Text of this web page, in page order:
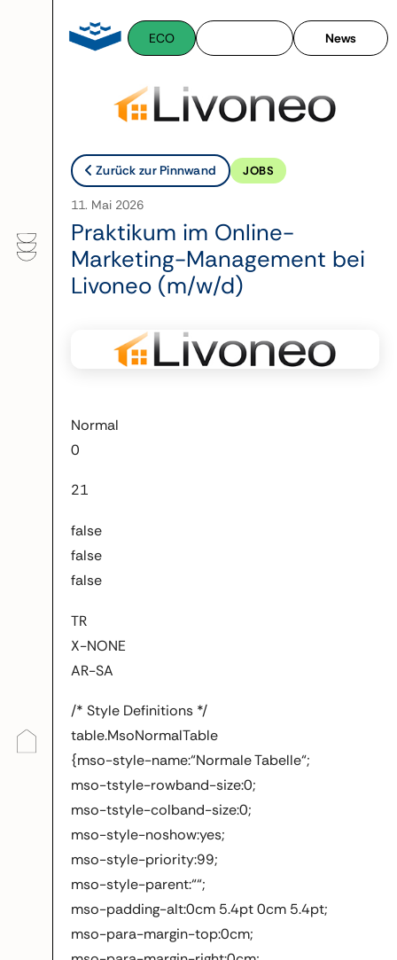
ECO News
Zurück zur Pinnwand JOBS
11. Mai 2026
Praktikum im Online-
Marketing-Management bei
Livoneo (m/w/d)
Normal
0
21
false
false
false
TR
X-NONE
AR-SA
/* Style Definitions */
table.MsoNormalTable
{mso-style-name:“Normale Tabelle“;
mso-tstyle-rowband-size:0;
mso-tstyle-colband-size:0;
mso-style-noshow:yes;
mso-style-priority:99;
mso-style-parent:““;
mso-padding-alt:0cm 5.4pt 0cm 5.4pt;
mso-para-margin-top:0cm;